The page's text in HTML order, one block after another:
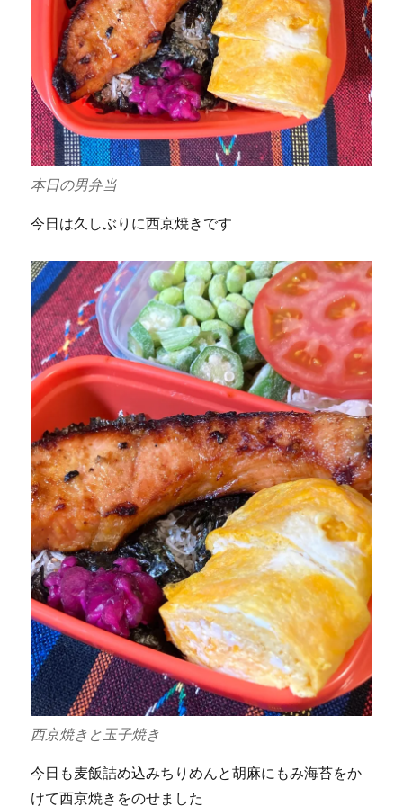
本日の男弁当
今日は久しぶりに西京焼きです
西京焼きと玉子焼き
今日も麦飯詰め込みちりめんと胡麻にもみ海苔をか
けて西京焼きをのせました